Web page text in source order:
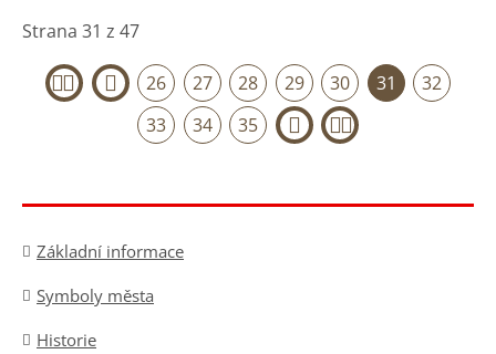
Strana 31 z 47
« ‹ 26 27 28 29 30 31
32
33
34 35 › »
Základní informace
Symboly města
Historie